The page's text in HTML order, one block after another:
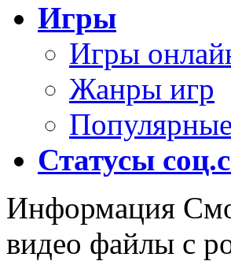
Игры
Игры
Жанры игр
Статусы
Информация
видео файлы с